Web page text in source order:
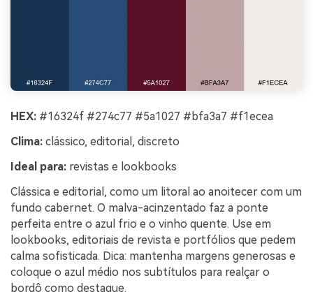
HEX: #16324f #274c77 #5a1027 #bfa3a7 #f1ecea
Clima: clássico, editorial, discreto
Ideal para: revistas e lookbooks
Clássica e editorial, como um litoral ao anoitecer com um
fundo cabernet. O malva-acinzentado faz a ponte
perfeita entre o azul frio e o vinho quente. Use em
lookbooks, editoriais de revista e portfólios que pedem
calma sofisticada. Dica: mantenha margens generosas e
coloque o azul médio nos subtítulos para realçar o
bordô como destaque.